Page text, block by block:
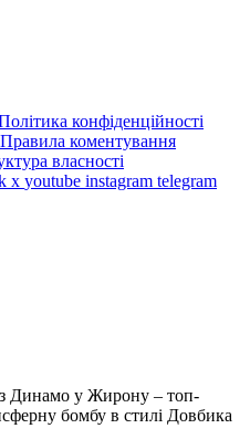
конфіденційності
Правила коментування
власності
x youtube instagram telegram
Динамо у Жирону – топ-
бомбу в стилі Довбика